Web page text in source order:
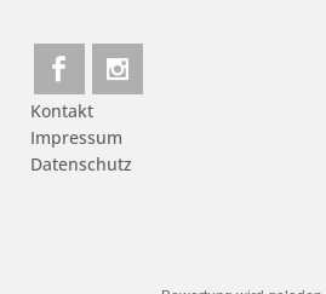
Kontakt
Impressum
Datenschutz